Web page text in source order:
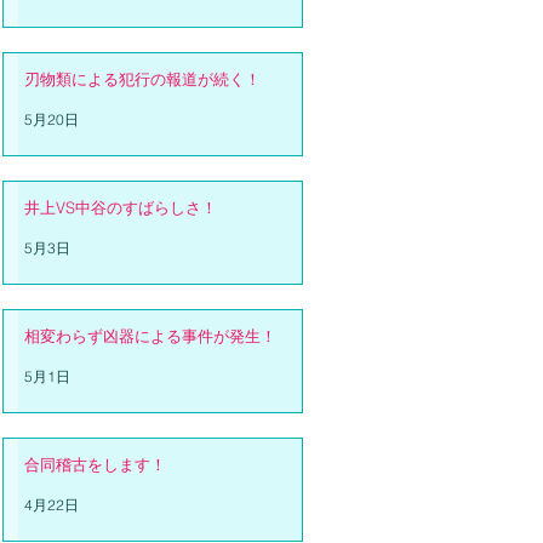
刃物類による犯行の報道が続く！
5月20日
井上VS中谷のすばらしさ！
5月3日
相変わらず凶器による事件が発生！
5月1日
合同稽古をします！
4月22日